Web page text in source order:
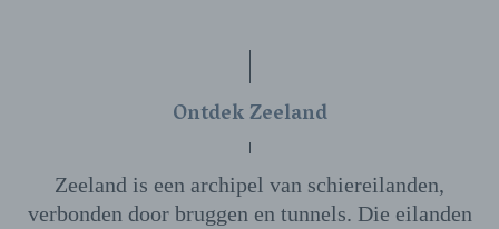
Ontdek Zeeland
Zeeland is een archipel van schiereilanden,
verbonden door bruggen en tunnels. Die eilanden